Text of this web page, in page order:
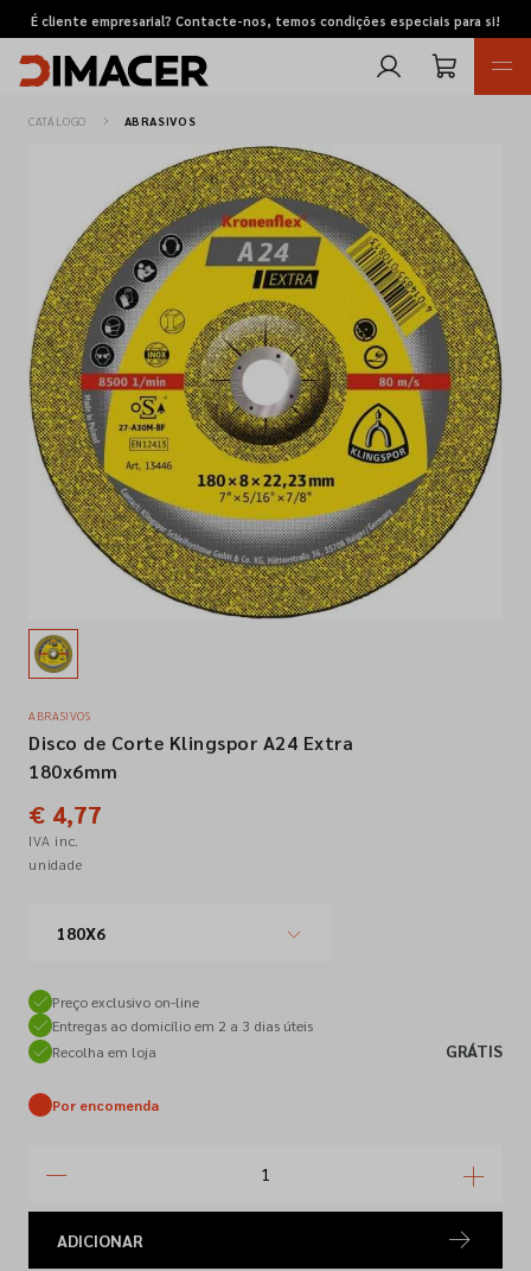
É cliente empresarial? Contacte-nos, temos condições especiais para si!
Retomas
Pedidos de cotação
Marcas
Favoritos
Contactos
Siga-nos nas redes sociais
CATÁLOGO ABRASIVOS
ABRASIVOS
Disco de Corte Klingspor A24 Extra
180x6mm
€ 4,77
IVA inc.
unidade
180X6
Preço exclusivo on-line
Entregas ao domicílio em 2 a 3 dias úteis
Recolha em loja
GRÁTIS
Por encomenda
ADICIONAR